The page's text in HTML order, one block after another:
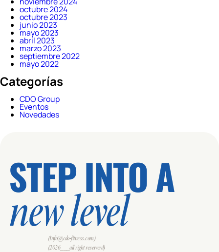
octubre 2024
octubre 2023
junio 2023
mayo 2023
abril 2023
marzo 2023
septiembre 2022
mayo 2022
Categorías
CDO Group
Eventos
Novedades
STEP INTO A
new level
(Info@cdo-fitness.com)
(2026___all right reserverd)